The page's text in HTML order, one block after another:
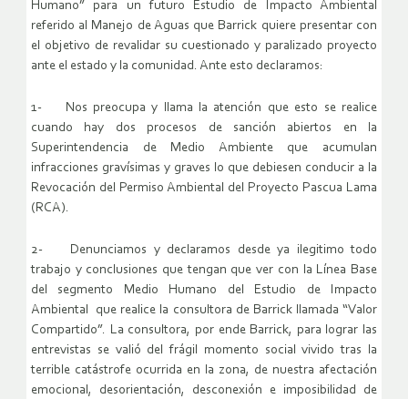
Humano” para un futuro Estudio de Impacto Ambiental
referido al Manejo de Aguas que Barrick quiere presentar con
el objetivo de revalidar su cuestionado y paralizado proyecto
ante el estado y la comunidad. Ante esto declaramos:
1- Nos preocupa y llama la atención que esto se realice
cuando hay dos procesos de sanción abiertos en la
Superintendencia de Medio Ambiente que acumulan
infracciones gravísimas y graves lo que debiesen conducir a la
Revocación del Permiso Ambiental del Proyecto Pascua Lama
(RCA).
2- Denunciamos y declaramos desde ya ilegitimo todo
trabajo y conclusiones que tengan que ver con la Línea Base
del segmento Medio Humano del Estudio de Impacto
Ambiental que realice la consultora de Barrick llamada “Valor
Compartido”. La consultora, por ende Barrick, para lograr las
entrevistas se valió del frágil momento social vivido tras la
terrible catástrofe ocurrida en la zona, de nuestra afectación
emocional, desorientación, desconexión e imposibilidad de